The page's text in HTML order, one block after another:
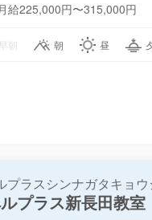
給225,000円〜315,000円
朝 朝 昼
プラスシンナガタキョウ
プラス新長田教室